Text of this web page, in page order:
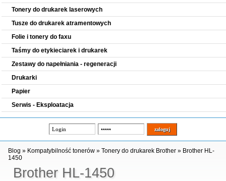
Tonery do drukarek laserowych
Tusze do drukarek atramentowych
Folie i tonery do faxu
Taśmy do etykieciarek i drukarek
Zestawy do napełniania - regeneracji
Drukarki
Papier
Serwis - Eksploatacja
Brother HL-1450
Blog » Kompatybilność tonerów »Tonery do drukarek Brother » Brother HL-
1450